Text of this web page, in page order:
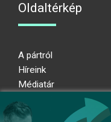
Oldaltérkép
A pártról
Híreink
Médiatár
Adatkezelési nyilatkozat